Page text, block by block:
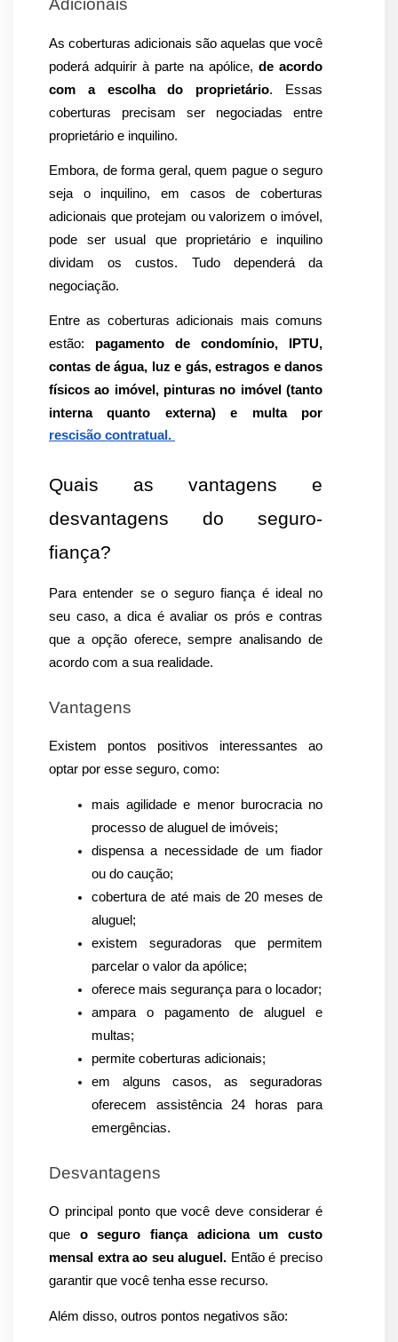
Adicionais
As coberturas adicionais são aquelas que você
poderá adquirir à parte na apólice, de acordo
com a escolha do proprietário. Essas
coberturas precisam ser negociadas entre
proprietário e inquilino.
Embora, de forma geral, quem pague o seguro
seja o inquilino, em casos de coberturas
adicionais que protejam ou valorizem o imóvel,
pode ser usual que proprietário e inquilino
dividam os custos. Tudo dependerá da
negociação.
Entre as coberturas adicionais mais comuns
estão: pagamento de condomínio, IPTU,
contas de água, luz e gás, estragos e danos
físicos ao imóvel, pinturas no imóvel (tanto
rescisão contratual.
Quais as vantagens e
desvantagens do seguro-
fiança?
Para entender se o seguro fiança é ideal no
seu caso, a dica é avaliar os prós e contras
que a opção oferece, sempre analisando de
acordo com a sua realidade.
Vantagens
Existem pontos positivos interessantes ao
optar por esse seguro, como:
mais agilidade e menor burocracia no
processo de aluguel de imóveis;
dispensa a necessidade de um fiador
ou do caução;
cobertura de até mais de 20 meses de
aluguel;
existem seguradoras que permitem
parcelar o valor da apólice;
oferece mais segurança para o locador;
ampara o pagamento de aluguel e
multas;
permite coberturas adicionais;
em alguns casos, as seguradoras
oferecem assistência 24 horas para
emergências.
Desvantagens
O principal ponto que você deve considerar é
que o seguro fiança adiciona um custo
mensal extra ao seu aluguel. Então é preciso
garantir que você tenha esse recurso.
Além disso, outros pontos negativos são: